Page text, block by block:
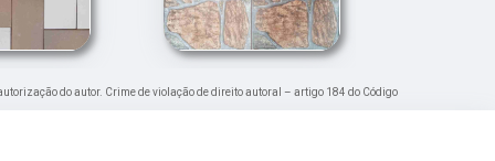
do autor. Crime de violação de direito autoral – artigo 184 do Código